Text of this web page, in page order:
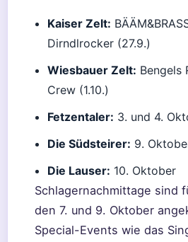
Kaiser Zelt:
Dirndlrocker (27.9.)
Wiesbauer Zelt: Bengels
Crew (1.10.)
Fetzentaler: 3. und 4.
Die Südsteirer: 9.
Die Lauser: 10. Oktober
Schlagernachmittage sind
den 7. und 9. Oktober
Special-Events wie das